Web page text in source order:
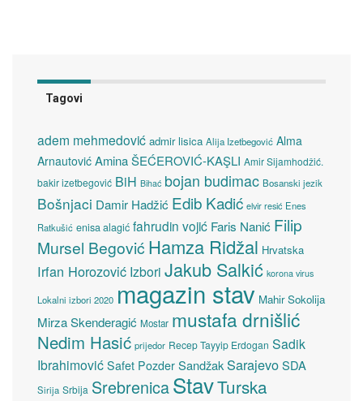
Tagovi
adem mehmedović admir lisica Alija Izetbegović Alma
Arnautović Amina ŠEĆEROVIĆ-KAŞLI Amir Sijamhodžić.
bakir izetbegović BiH Bihać bojan budimac Bosanski jezik
Bošnjaci Damir Hadžić Edib Kadić elvir resić Enes
Ratkušić enisa alagić fahrudin vojić Faris Nanić Filip
Mursel Begović Hamza Ridžal Hrvatska
Irfan Horozović Izbori Jakub Salkić korona virus
Lokalni izbori 2020 magazin stav Mahir Sokolija
Mirza Skenderagić Mostar mustafa drnišlić
Nedim Hasić prijedor Recep Tayyip Erdogan Sadik
Ibrahimović Safet Pozder SandžakSarajevoSDA
Sirija Srbija SrebrenicaStavTurska